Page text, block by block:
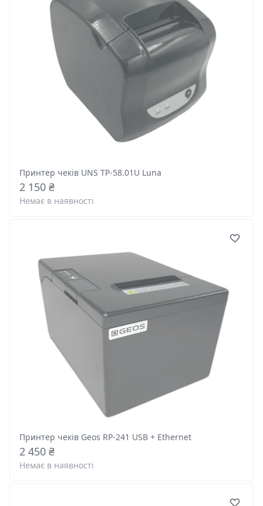
Принтер чеків UNS TP-58.01U Luna
2 150 ₴
Немає в наявності
Принтер чеків Geos RP-241 USB + Ethernet
2 450 ₴
Немає в наявності